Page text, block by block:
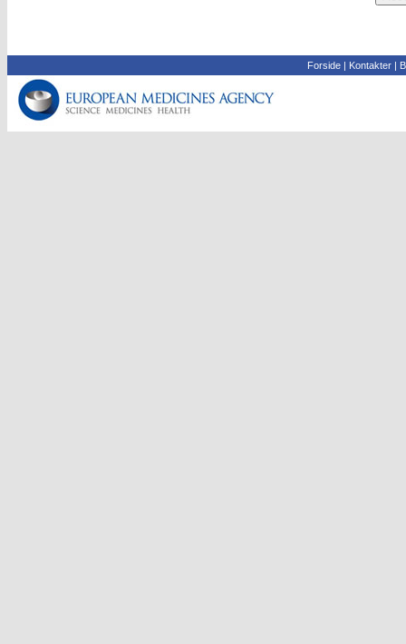
Forside | Kontakter |